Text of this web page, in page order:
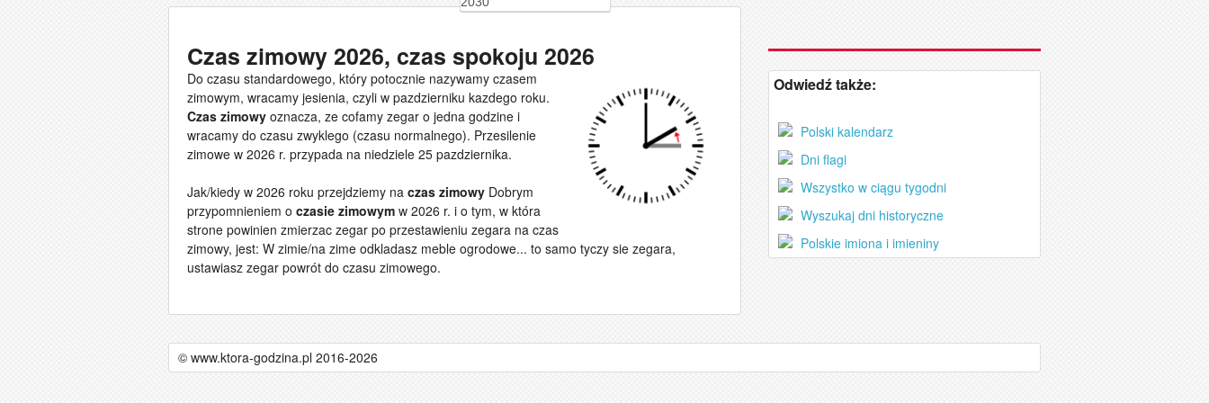
Czas zimowy 2026, czas spokoju 2026
Do czasu standardowego, który potocznie nazywamy czasem
zimowym, wracamy jesienia, czyli w pazdzierniku kazdego roku.
Czas zimowy oznacza, ze cofamy zegar o jedna godzine i
wracamy do czasu zwyklego (czasu normalnego). Przesilenie
zimowe w 2026 r. przypada na niedziele 25 pazdziernika.
Jak/kiedy w 2026 roku przejdziemy na czas zimowy Dobrym
przypomnieniem o czasie zimowym w 2026 r. i o tym, w która
strone powinien zmierzac zegar po przestawieniu zegara na czas
zimowy, jest: W zimie/na zime odkladasz meble ogrodowe... to samo tyczy sie zegara,
ustawiasz zegar powrót do czasu zimowego.
Odwiedź także:
Polski kalendarz
Dni flagi
Wszystko w ciągu tygodni
Wyszukaj dni historyczne
Polskie imiona i imieniny
© www.ktora-godzina.pl 2016-2026